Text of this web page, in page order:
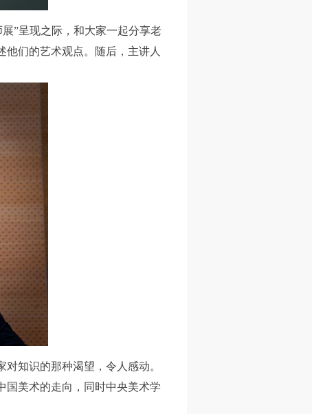
”呈现之际，和大家一起分享老
们的艺术观点。随后，主讲人
知识的那种渴望，令人感动。
国美术的走向，同时中央美术学